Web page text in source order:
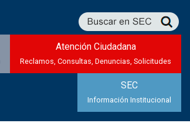
Atención Ciudadana
Reclamos, Consultas, Denuncias, Solicitudes
SEC
Información Institucional